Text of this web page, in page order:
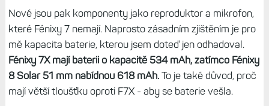
Nové jsou pak komponenty jako reproduktor a mikrofon,
které Fénixy 7 nemají. Naprosto zásadním zjištěním je pro
mě kapacita baterie, kterou jsem doteď jen odhadoval.
Fénixy 7X mají baterii o kapacitě 534 mAh, zatímco Fénixy
8 Solar 51 mm nabídnou 618 mAh.To je také důvod, proč
mají větší tloušťku oproti F7X - aby se baterie vešla.